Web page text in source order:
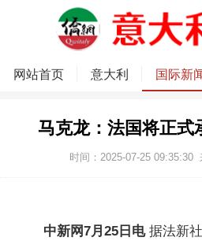
网站首页 意大利 国际新
马克龙：法国将正式
时间：2025-07-25 09:35:30
中新网7月25日电据法新